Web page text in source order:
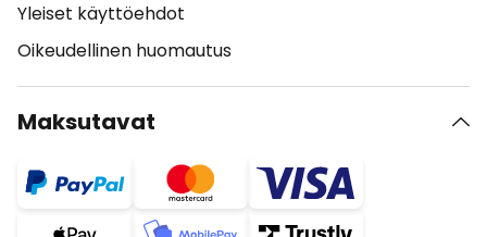
Yleiset käyttöehdot
Oikeudellinen huomautus
Maksutavat